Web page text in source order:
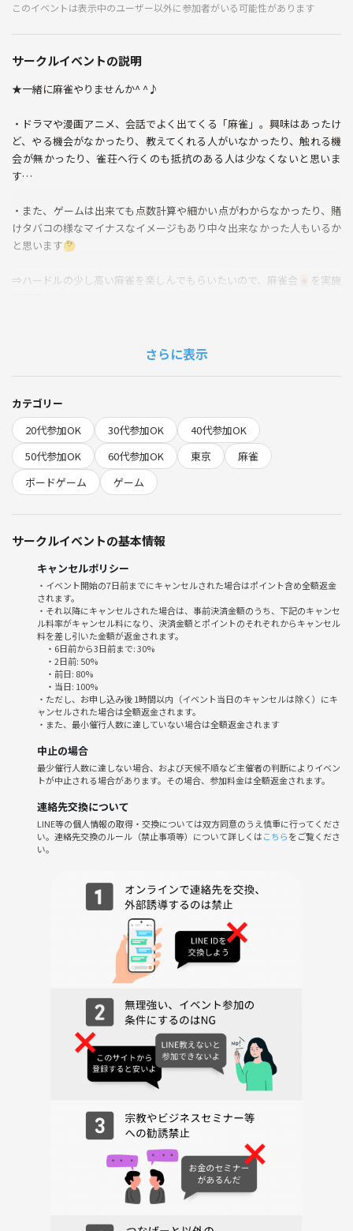
このイベントは表示中のユーザー以外に参加者がいる可能性があります
サークルイベントの説明
★一緒に麻雀やりませんか^ ^♪
・ドラマや漫画アニメ、会話でよく出てくる「麻雀」。興味はあったけ
ど、やる機会がなかったり、教えてくれる人がいなかったり、触れる機
会が無かったり、雀荘へ行くのも抵抗のある人は少なくないと思いま
す…
・また、ゲームは出来ても点数計算や細かい点がわからなかったり、賭
けタバコの様なマイナスなイメージもあり中々出来なかった人もいるか
と思います🤔
⇒ハードルの少し高い麻雀を楽しんでもらいたいので、麻雀会🀄️を実施
・麻雀のゲームをやりたい人！
※ゲームが出来るようになることを目標としてます✨
【中級者】
・ゲームでは出来るが実際に打ちたい人！
・メンツが揃わず今まで打てなかった人！
・麻雀を通して参加者と交流がしたい人！
⇒賭け無し！せかし無し！お酒タバコ無し！です！
★スケジュール⏰
17:55：会場集合
18:00：麻雀勉強会スタート
①麻雀とは？その魅力について(5min)
②アガる形を覚える
役について触れる(60min)
③ゲームの流れを覚える(手積み)
ツモ、ロンについて、ドラについて
リーチ、ポン、チー、(カン)
相手の手を読む※レベル次第
21:15頃：閉会挨拶
17:55：会場に集合
・4人麻雀前提です！
・中級会では3人麻雀もやります！
・本会では全部の役を覚えたり、点数計算を覚えることをしておりませ
ん。ただ、会の中で質問とか頂けるとその都度コメントいたします！
※中級者向けの講習は対応できてませんが、今後実施検討中です！
★会費👛：合計1,000円
┗(内訳)つなげーと申込の方
・当日会場支払い500円
※みとちゃん！イベント初参加の方は手数料で別途500円つなげーとに
さらに表示
カテゴリー
20代参加OK
30代参加OK
40代参加OK
50代参加OK
60代参加OK 東京
麻雀
ボードゲーム
ゲーム
サークルイベントの基本情報
キャンセルポリシー
・イベント開始の7日前までにキャンセルされた場合はポイント含め全額返金
されます。
・それ以降にキャンセルされた場合は、事前決済金額のうち、下記のキャンセ
ル料率がキャンセル料になり、決済金額とポイントのそれぞれからキャンセル
料を差し引いた金額が返金されます。
・6日前から3日前まで: 30%
・2日前: 50%
・前日: 80%
・当日: 100%
・ただし、お申し込み後 1時間以内（イベント当日のキャンセルは除く）にキ
ャンセルされた場合は全額返金されます。
・また、最小催行人数に達していない場合は全額返金されます
中止の場合
最少催行人数に達しない場合、および天候不順など主催者の判断によりイベン
トが中止される場合があります。その場合、参加料金は全額返金されます。
連絡先交換について
LINE等の個人情報の取得・交換については双方同意のうえ慎重に行ってくださ
い。連絡先交換のルール（禁止事項等）について詳しくはこちらをご覧くださ
い。